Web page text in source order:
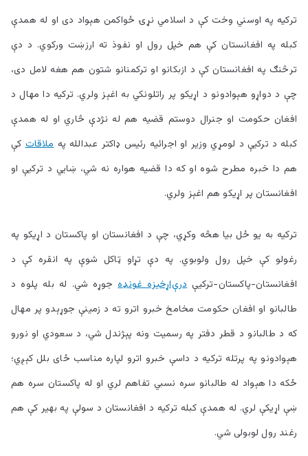
ترکيه په اوسني وخت کې د اسلامي نړۍ ځواکمن هېواد دی او له همدې
کبله په افغانستان کې هم خپل رول او نفوذ ته ارزښت ورکوي. د دې
ترڅنګ په افغانستان کې د ازبکانو او ترکمنانو شتون هم هغه لامل دی،
چې د دواړو هېوادونو د اړيکو پر راتلونکي به اغېز ولري. ترکيه دا مهال د
افغان حکومت او جنرال دوستم قضيه هم له نژدې څاري او له همدې
کبله د ترکيې د لومړي وزير او اجرائيه رئيس ډاکتر عبدالله پهملاقاتکې
هم دا خبره مطرح شوه او که دا قضيه هواره نه شي، ښايي د ترکيې او
افغانستان پر اړيکو هم اغېز ولري.
ترکيه به يو ځل بيا هڅه وکړي، چې د افغانستان او پاکستان د اړيکو په
رغولو کې خپل رول ولوبوي. په دې تړاو ټاکل شوې په انقره کې د
افغانستان-پاکستان-ترکيېدرې‌اړخيزه غونډهجوړه شي. له بله پلوه د
طالبانو او افغان حکومت مخامخ خبرو اترو ته د زمينې جوړېدو پر مهال
که د طالبانو د قطر دفتر په رسميت ونه پېژندل شي، د سعودي او نورو
هېوادونو په پرتله ترکيه د داسې خبرو اترو لپاره مناسب ځای بلل کېږي؛
ځکه دا هېواد له طالبانو سره نسبي تفاهم لري او له پاکستان سره هم
ښې اړيکې لري. له همدې کبله ترکيه د افغانستان د سولې په بهير کې هم
رغند رول لوبولی شي.